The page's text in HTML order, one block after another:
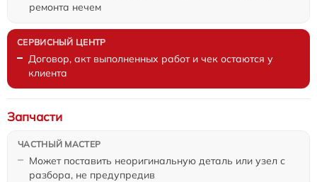
ремонта нечем
Договор, акт выполненных работ и чек остаются у
клиента
Может поставить неоригинальную деталь или узел с
разбора, не предупредив
Запчасти